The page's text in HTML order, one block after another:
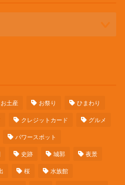
お土産 お祭り ひまわり
クレジットカード グルメ
パワースポット
史跡 城郭 夜景
桜 水族館